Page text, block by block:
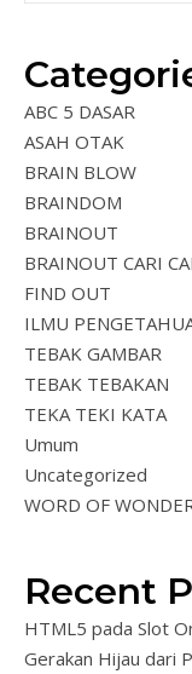
ABC 5 DASAR
ASAH OTAK
BRAIN BLOW
BRAINDOM
BRAINOUT
BRAINOUT CARI
FIND OUT
ILMU
TEBAK GAMBAR
TEBAK TEBAKAN
TEKA TEKI KATA
Umum
Uncategorized
WORD OF
Recent
HTML5 pada Slot
Gerakan Hijau dari